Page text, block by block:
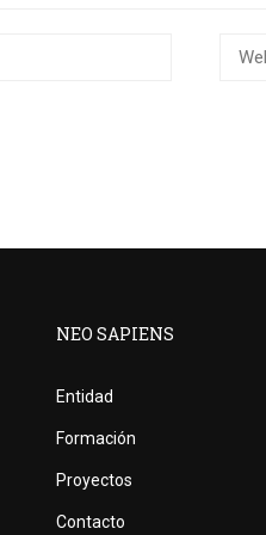
NEO SAPIENS
Entidad
Formación
Proyectos
Contacto